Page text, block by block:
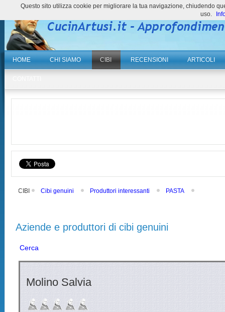
HOME CHI SIAMO CIBI RECENSIONI ARTICOLI
CIBI Cibi genuini Produttori interessanti PASTA
Aziende e produttori di cibi genuini
Cerca
Molino Salvia
Questo sito utilizza cookie per migliorare la tua navigazione, chiudendo
uso.